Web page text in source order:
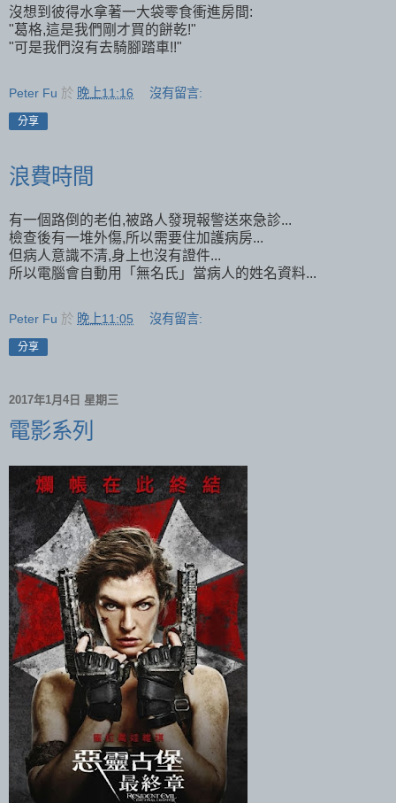
沒想到彼得水拿著一大袋零食衝進房間:
"葛格,這是我們剛才買的餅乾!"
"可是我們沒有去騎腳踏車!!"
Peter Fu 於 晚上11:16 沒有留言:
分享
浪費時間
有一個路倒的老伯,被路人發現報警送來急診...
檢查後有一堆外傷,所以需要住加護病房...
但病人意識不清,身上也沒有證件...
所以電腦會自動用「無名氏」當病人的姓名資料...
Peter Fu 於 晚上11:05 沒有留言:
分享
2017年1月4日 星期三
電影系列